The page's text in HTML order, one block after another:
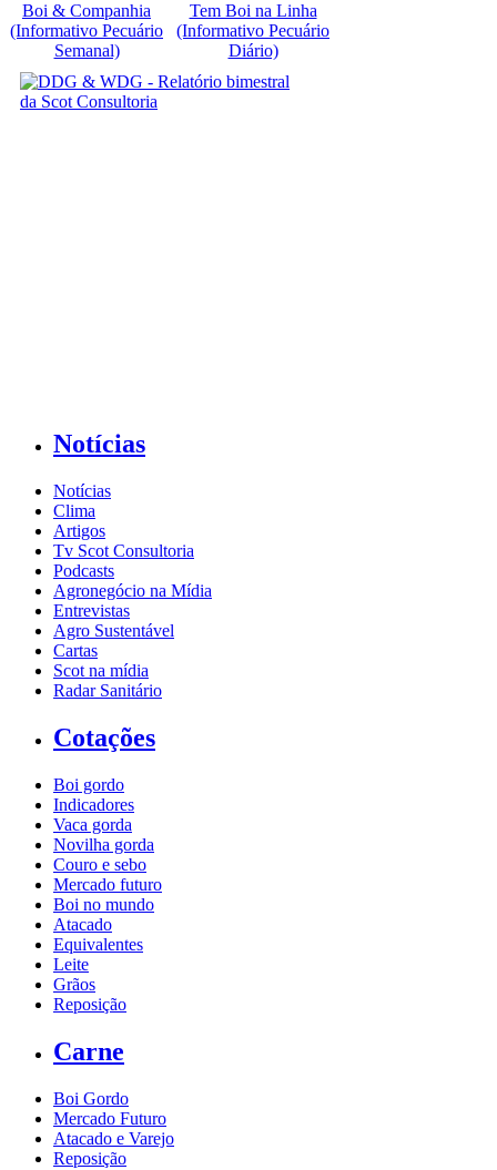
Boi & Companhia
(Informativo Pecuário
Semanal)
Tem Boi na Linha
(Informativo Pecuário
Diário)
Notícias
Notícias
Clima
Artigos
Tv Scot Consultoria
Podcasts
Agronegócio na Mídia
Entrevistas
Agro Sustentável
Cartas
Scot na mídia
Radar Sanitário
Cotações
Boi gordo
Indicadores
Vaca gorda
Novilha gorda
Couro e sebo
Mercado futuro
Boi no mundo
Atacado
Equivalentes
Leite
Grãos
Reposição
Carne
Boi Gordo
Mercado Futuro
Atacado e Varejo
Reposição